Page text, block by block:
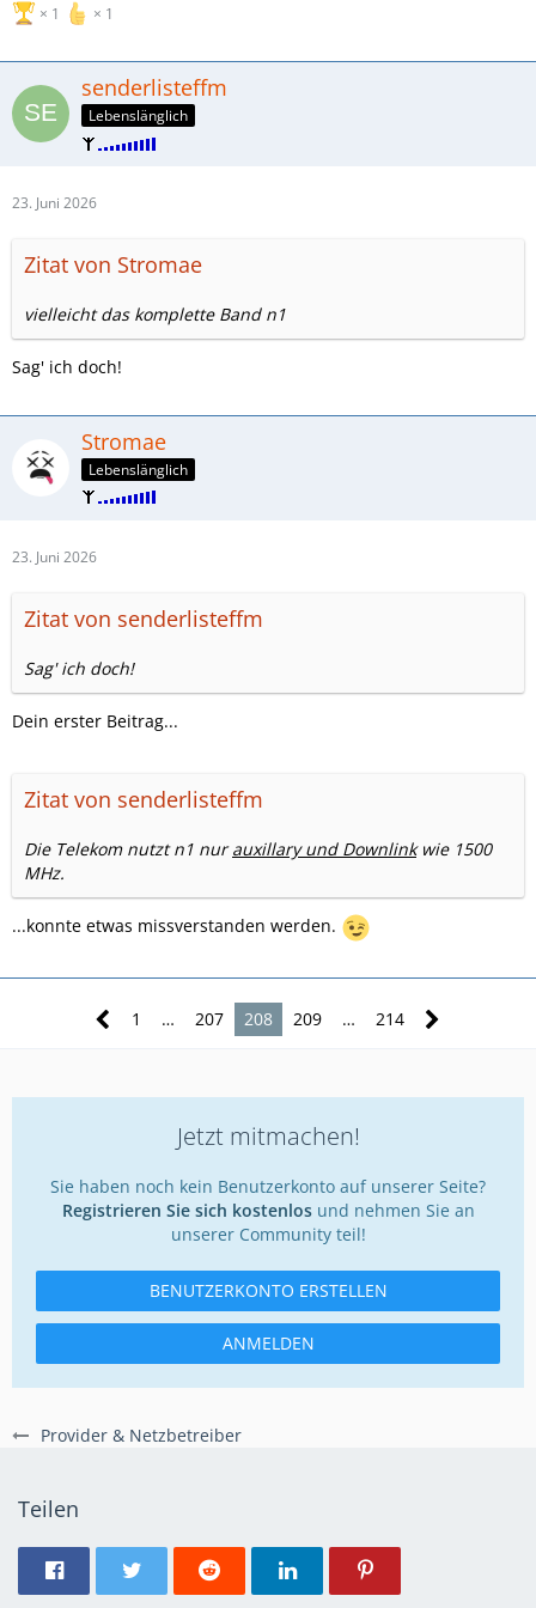
Provider & Netzbetreiber
1 1
senderlisteffm
Lebenslänglich
23. Juni 2026
Zitat von Stromae
vielleicht das komplette Band n1
Sag' ich doch!
Stromae
Lebenslänglich
23. Juni 2026
Zitat von senderlisteffm
Sag' ich doch!
Dein erster Beitrag...
Zitat von senderlisteffm
Die Telekom nutzt n1 nurauxillary und Downlinkwie 1500
MHz.
...konnte etwas missverstanden werden.
1 … 207 208 209 … 214
Jetzt mitmachen!
Sie haben noch kein Benutzerkonto auf unserer Seite?
Registrieren Sie sich kostenlosund nehmen Sie an
unserer Community teil!
BENUTZERKONTO ERSTELLEN
ANMELDEN
Teilen